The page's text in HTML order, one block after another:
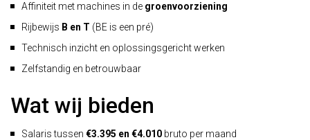
Affiniteit met machines in de groenvoorziening
Rijbewijs B en T (BE is een pré)
Technisch inzicht en oplossingsgericht werken
Zelfstandig en betrouwbaar
Wat wij bieden
Salaris tussen €3.395 en €4.010 bruto per maand